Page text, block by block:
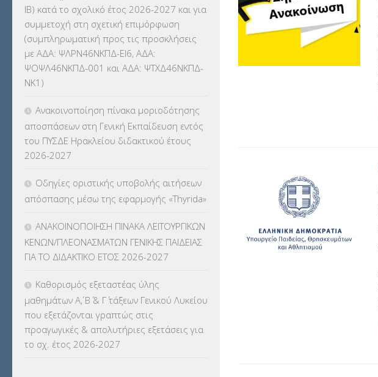
ΕΥΡΩΠΑΪΚΑ ΠΡΟΓΡΑΜΜΑΤΑ(230)
ΚΕΣΥ(60)
ΚΕΣΥΠ(109)
ΓΛΩΣΣΟΜΑΘΕΙΑΣ(135)
ΚΠπ- ΚΡΑΤΙΚΟ ΠΙΣΤΟΠΟΙΗΤΙΚΟ
ΠΛΗΡΟΦΟΡΙΚΗΣ
ΛΟΙΠΑ(309)
ΜΕΤΑΘΕΣΕΙΣ-ΤΟΠΟΘΕΤΗΣΕΙΣ
ΒΕΛΤΙΩΣΕΙΣ(319)
ΜΕΤΑΤΑΞΕΙΣ(87)
ΜΕΤΑΦΟΡΑ ΜΑΘΗΤΩΝ(3)
ΝΟΜΟΘΕΣΙΑ(66)
IB) κατά το σχολικό έτος 2026-2027 και για
συμμετοχή στη σχετική επιμόρφωση
(συμπληρωματική προς τις προσκλήσεις
με ΑΔΑ: ΨΛΡΝ46ΝΚΠΔ-ΕΙ6, ΑΔΑ:
ΨΟΨΛ46ΝΚΠΔ-001 και ΑΔΑ: ΨΤΧΔ46ΝΚΠΔ-
ΝΚ1)
Ανακοινοποίηση πίνακα μοριοδότησης
αποσπάσεων στη Γενική Εκπαίδευση εντός
του ΠΥΣΔΕ Ηρακλείου διδακτικού έτους
2026-2027
Οδηγίες οριστικής υποβολής αιτήσεων
απόσπασης μέσω της εφαρμογής «Thyrida»
ΑΝΑΚΟΙΝΟΠΟΙΗΣΗ ΠΙΝΑΚΑ ΛΕΙΤΟΥΡΓΙΚΩΝ
ΚΕΝΩΝ/ΠΛΕΟΝΑΣΜΑΤΩΝ ΓΕΝΙΚΗΣ ΠΑΙΔΕΙΑΣ
ΓΙΑ ΤΟ ΔΙΔΑΚΤΙΚΟ ΕΤΟΣ 2026-2027
Καθορισμός εξεταστέας ύλης
μαθημάτων Α΄, Β΄ & Γ΄ τάξεων Γενικού Λυκείου
που εξετάζονται γραπτώς στις
προαγωγικές & απολυτήριες εξετάσεις για
το σχ. έτος 2026-2027